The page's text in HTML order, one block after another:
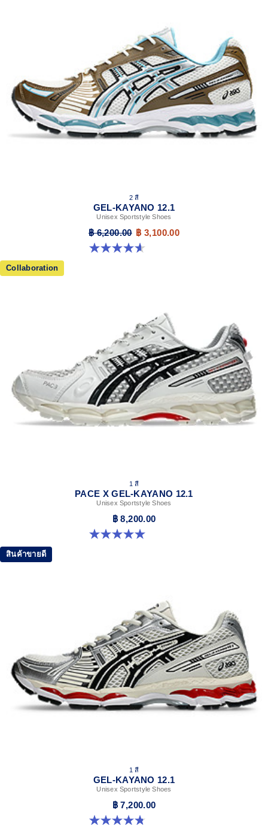
2 สี
GEL-KAYANO 12.1
Unisex Sportstyle Shoes
฿ 6,200.00 ฿ 3,100.00
4.6 จาก 5 ดาว 13 รีวิว
Collaboration
1 สี
PACE X GEL-KAYANO 12.1
Unisex Sportstyle Shoes
฿ 8,200.00
5.0 จาก 5 ดาว 3 รีวิว
สินค้าขายดี
1 สี
GEL-KAYANO 12.1
Unisex Sportstyle Shoes
฿ 7,200.00
4.8 จาก 5 ดาว 5 รีวิว